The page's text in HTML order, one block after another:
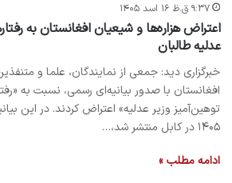
۹:۳۷ ق.ظ ۱۶ اسد ۱۴۰۵
اعتراض هزاره‌ها و شیعیان افغانستان به
عدلیه طالبان
خبرگزاری دید: جمعی از نمایندگان، علما و
افغانستان با صدور بیانیه‌ای رسمی، نسبت به
۱۴۰۵ در کابل منتشر شد،…
ادامه مطلب »